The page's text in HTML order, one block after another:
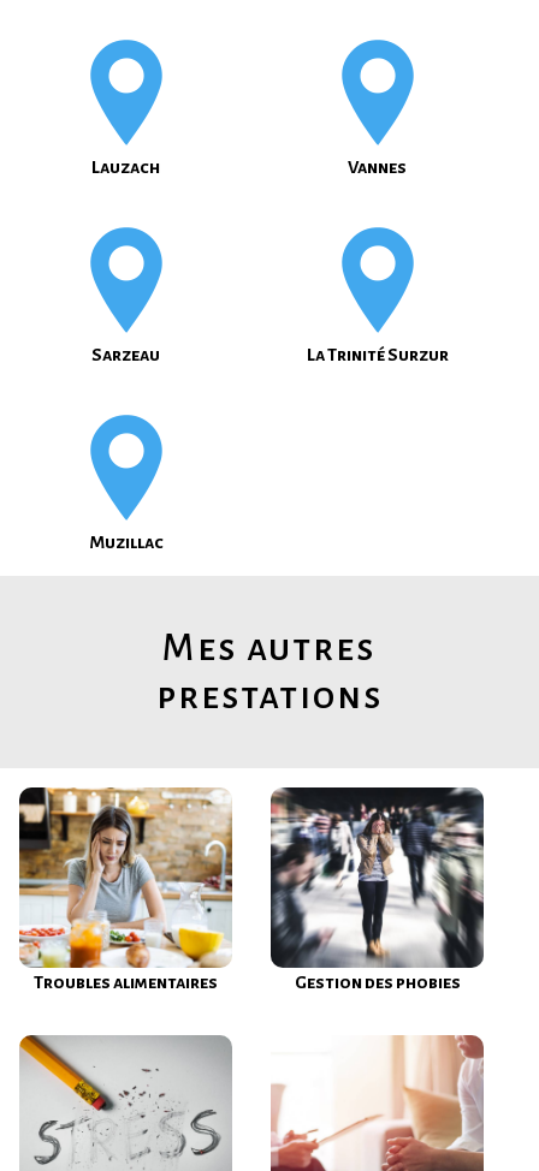
Lauzach Vannes
Sarzeau La Trinité Surzur
Muzillac
Mes autres
prestations
Troubles alimentaires Gestion des phobies